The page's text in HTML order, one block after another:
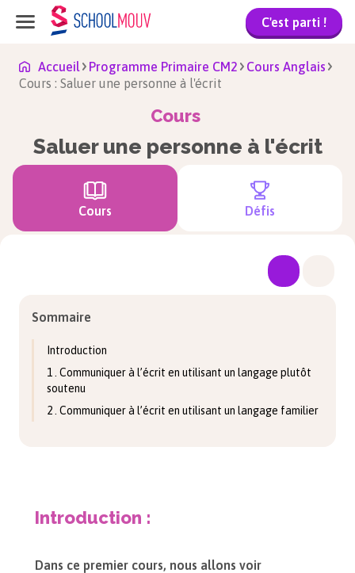
C'est parti !
Accueil Programme Primaire CM2
Cours Anglais
Cours : Saluer une personne à l'écrit
Cours
Saluer une personne à l'écrit
Cours Défis
Sommaire
Introduction
1 . Communiquer à l’écrit en utilisant un langage plutôt
soutenu
2 . Communiquer à l’écrit en utilisant un langage familier
Introduction :
Dans ce premier cours, nous allons voir